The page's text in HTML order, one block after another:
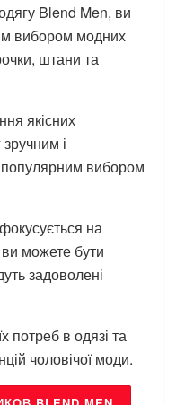
Blend Men, ви
вибором модних
штани та
якісних
зручним і
вибором
на
ви можете бути
задоволені
потреб в одязі та
чоловічої моди.